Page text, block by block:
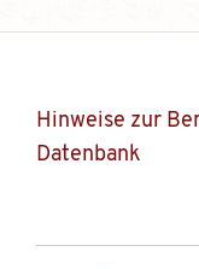
Hinweise zur
Datenbank